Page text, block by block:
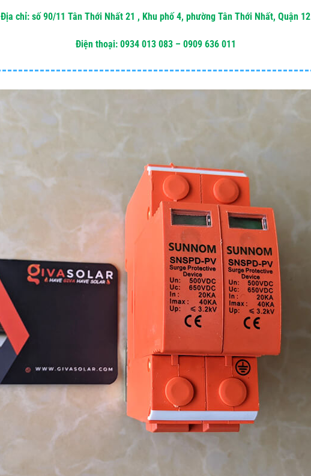
Địa chỉ: số 90/11 Tân Thới Nhất 21 , Khu phố 4, phường Tân Thới Nhất, Quận 12
Điện thoại: 0934 013 083 – 0909 636 011